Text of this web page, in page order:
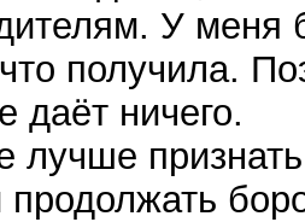
У меня
получила.
даёт ничего.
лучше